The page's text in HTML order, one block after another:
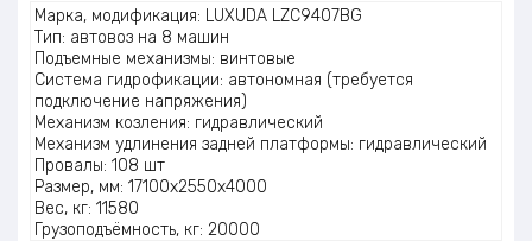
Марка, модификация: LUXUDA LZC9407BG
Тип: автовоз на 8 машин
Подъемные механизмы: винтовые
Система гидрофикации: автономная (требуется
подключение напряжения)
Механизм козления: гидравлический
Механизм удлинения задней платформы: гидравлический
Провалы: 108 шт
Размер, мм: 17100х2550х4000
Вес, кг: 11580
Грузоподъёмность, кг: 20000